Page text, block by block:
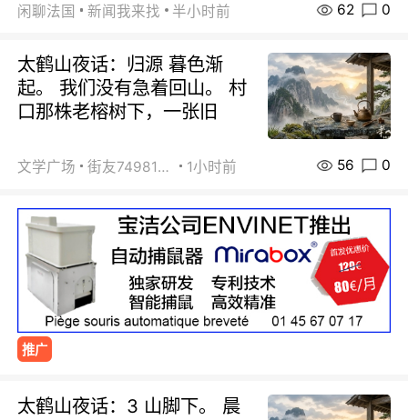
闲聊法国 新闻我来找 半小时前 62 0
太鹤山夜话：归源 暮色渐
起。 我们没有急着回山。 村
口那株老榕树下，一张旧
文学广场 街友74981146 1小时前 56 0
推广
太鹤山夜话：3 山脚下。 晨